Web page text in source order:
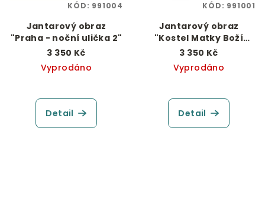
Jantarový obraz
"Praha - noční ulička 2"
3 350 Kč
Vyprodáno
Detail
KÓD: 991004
Jantarový obraz
"Kostel Matky Boží
před Týnem"
3 350 Kč
Vyprodáno
Detail
KÓD: 991001